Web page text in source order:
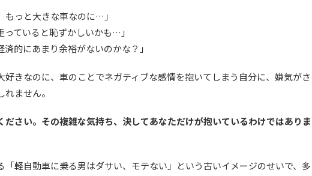
もっと大きな車なのに…」
っていると恥ずかしいかも…」
済的にあまり余裕がないのかな？」
好きなのに、車のことでネガティブな感情を抱いてしまう自分に、嫌気がさ
ません。
ださい。その複雑な気持ち、決してあなただけが抱いているわけではありま
「軽自動車に乗る男はダサい、モテない」という古いイメージのせいで、多